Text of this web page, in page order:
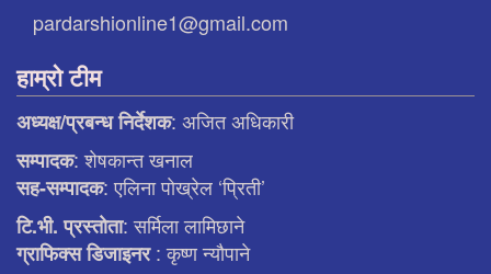
pardarshionline1@gmail.com
हाम्रो टीम
अध्यक्ष/प्रबन्ध निर्देशक: अजित अधिकारी
सम्पादक: शेषकान्त खनाल
सह-सम्पादक: एलिना पाेख्रेल ‘प्रिती’
टि.भी. प्रस्ताेता: सर्मिला लामिछाने
ग्राफिक्स डिजाइनर: कृष्ण न्याैपाने